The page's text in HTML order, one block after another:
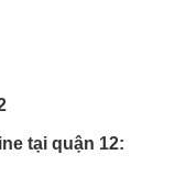
tại quận 12: